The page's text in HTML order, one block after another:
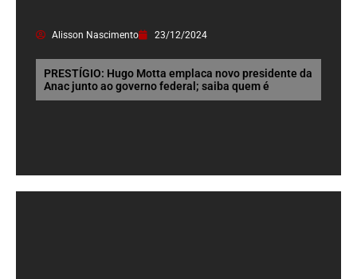
Alisson Nascimento 23/12/2024
PRESTÍGIO: Hugo Motta emplaca novo presidente da
Anac junto ao governo federal; saiba quem é